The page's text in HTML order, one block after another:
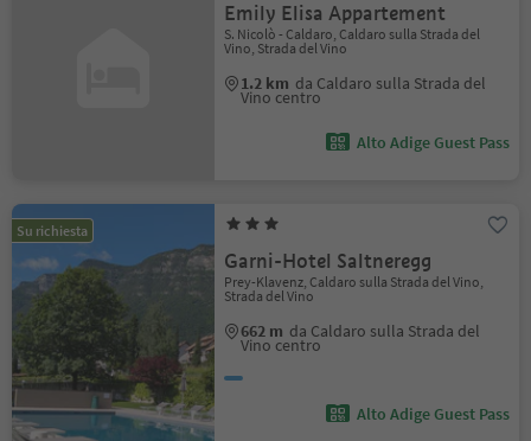
Emily Elisa Appartement
S. Nicolò - Caldaro, Caldaro sulla Strada del
Vino, Strada del Vino
1.2 km da Caldaro sulla Strada del
Vino centro
Alto Adige Guest Pass
Su richiesta
Garni-Hotel Saltneregg
Prey-Klavenz, Caldaro sulla Strada del Vino,
Strada del Vino
662 m da Caldaro sulla Strada del
Vino centro
Alto Adige Guest Pass